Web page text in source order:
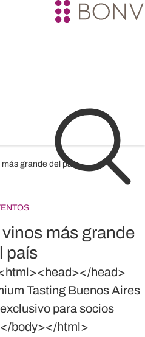
grande del país
más grande
país
head>
Tasting Buenos Aires
para socios
body></html>